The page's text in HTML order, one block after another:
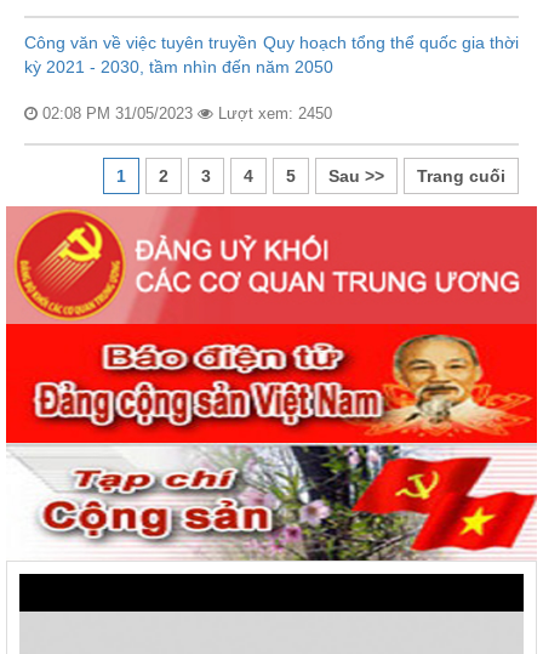
Công văn về việc tuyên truyền Quy hoạch tổng thể quốc gia thời
kỳ 2021 - 2030, tầm nhìn đến năm 2050
02:08 PM 31/05/2023 Lượt xem: 2450
1 2 3 4 5 Sau >> Trang cuối